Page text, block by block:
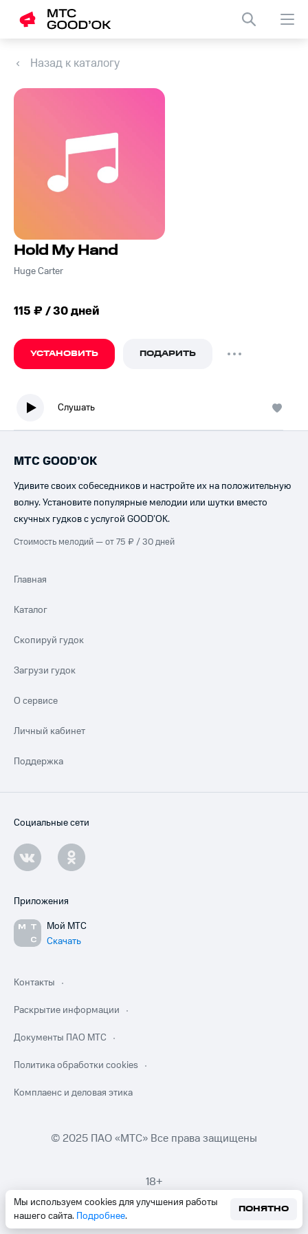
Назад к каталогу
Hold My Hand
Huge Carter
115 ₽ / 30 дней
УСТАНОВИТЬ ПОДАРИТЬ
Слушать
Мы используем cookies для улучшения работы
нашего сайта. Подробнее.
ПОНЯТНО
МТС GOOD’OK
Удивите своих собеседников и настройте их на положительную
волну. Установите популярные мелодии или шутки вместо
скучных гудков с услугой GOOD’OK.
Стоимость мелодий — от 75 ₽ / 30 дней
Главная
Каталог
Скопируй гудок
Загрузи гудок
О сервисе
Личный кабинет
Поддержка
Социальные сети
Приложения
Мой МТС
Скачать
Контакты
Раскрытие информации
Документы ПАО МТС
Политика обработки cookies
Комплаенс и деловая этика
© 2025 ПАО «МТС» Все права защищены
18+